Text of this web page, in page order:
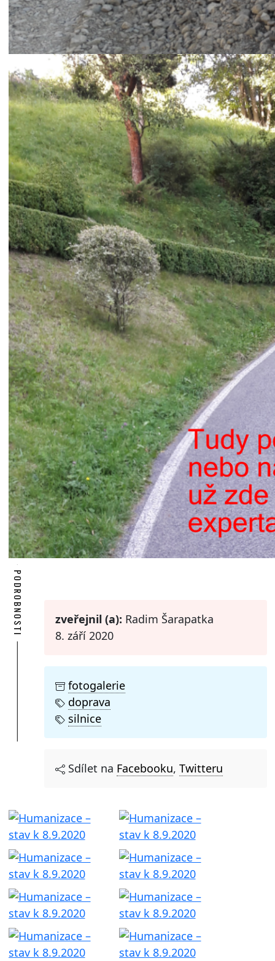
PODROBNOSTI zveřejnil (a): Radim Šarapatka
8. září 2020
fotogalerie
doprava
silnice
Sdílet na Facebooku, Twitteru